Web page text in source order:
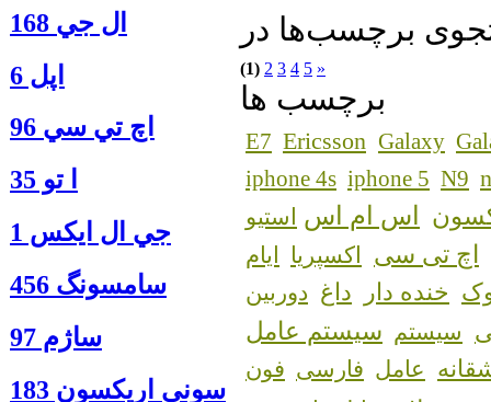
ال جي 168
اپل 6
اچ تي سي 96
ا‍ تو 35
جي ال ايكس 1
سامسونگ 456
ساژم 97
سوني اريكسون 183
(1) 2 3 4 5 »
برچسب ها
E7 Ericsson Galaxy
iphone 4s iphone 5 N9
اس ام اس استیو
اچ تی سی اکسپریا ایام
خنده دار داغ دوربین
سیستم سیستم عامل
عامل فارسی فون